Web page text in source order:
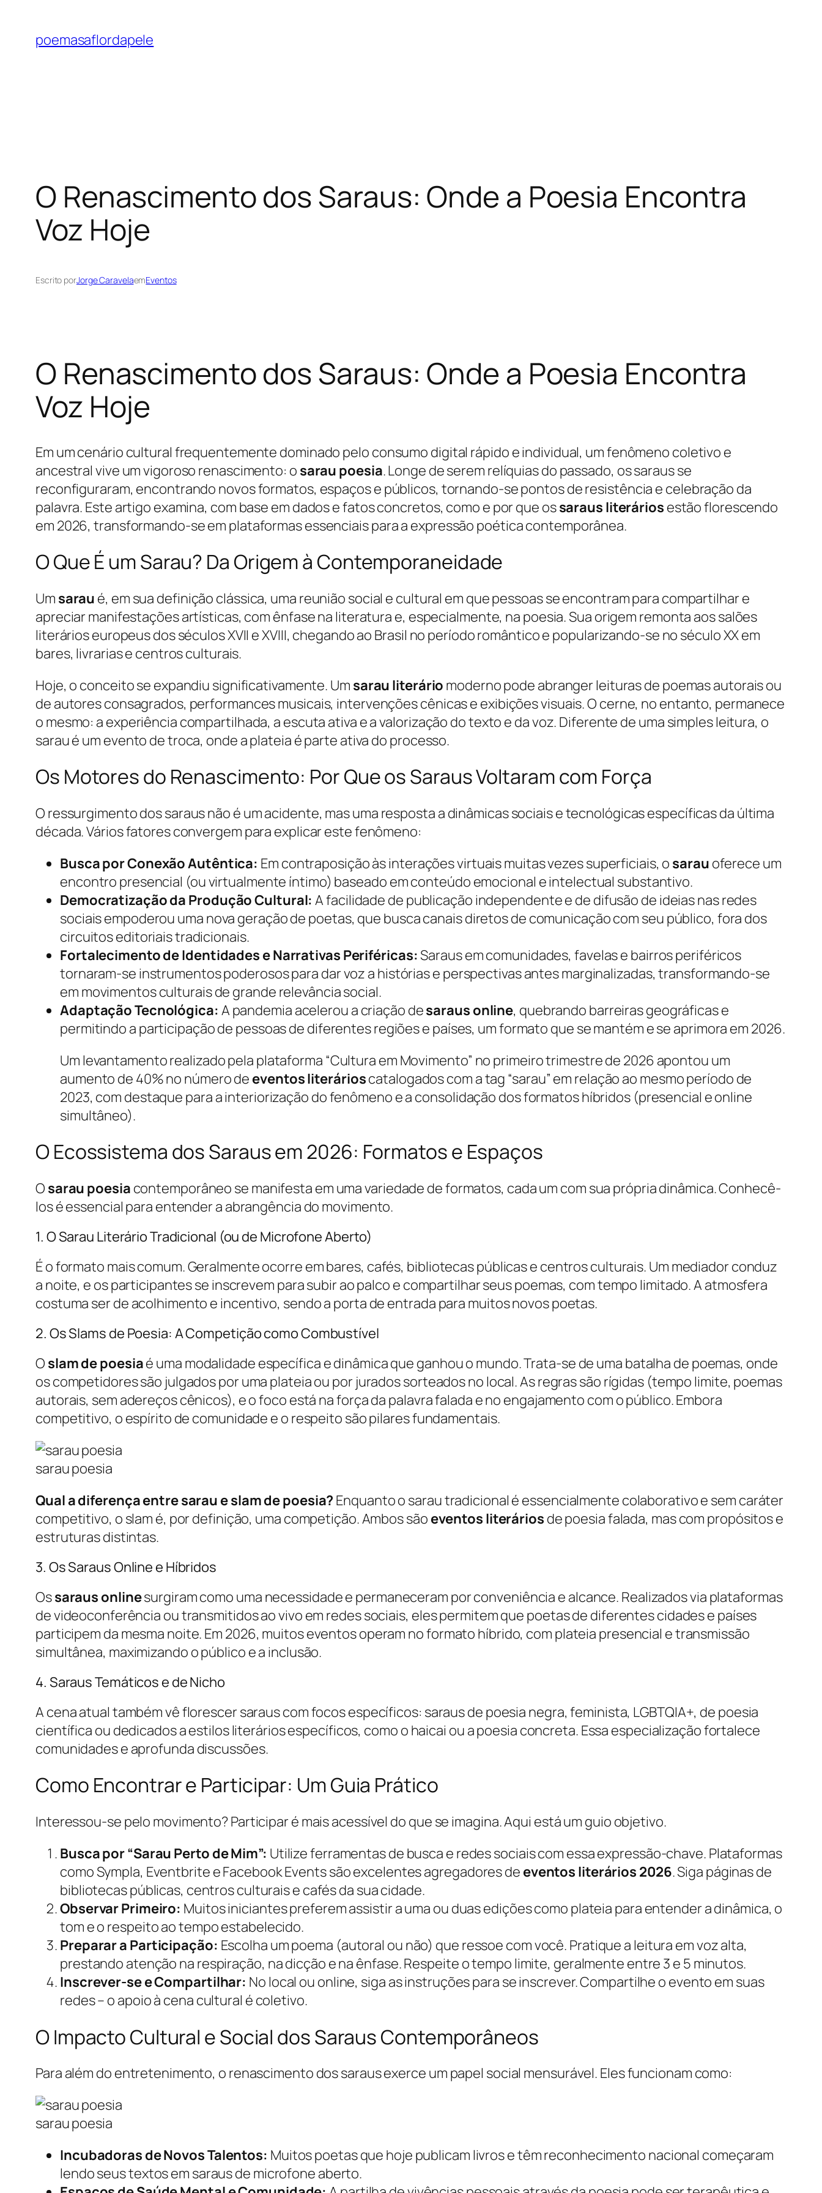
poemasaflordapele
O Renascimento dos Saraus: Onde a Poesia Encontra
Voz Hoje
Escrito porJorge CaravelaemEventos
O Renascimento dos Saraus: Onde a Poesia Encontra
Voz Hoje
Em um cenário cultural frequentemente dominado pelo consumo digital rápido e individual, um fenômeno coletivo e
ancestral vive um vigoroso renascimento: o sarau poesia. Longe de serem relíquias do passado, os saraus se
reconfiguraram, encontrando novos formatos, espaços e públicos, tornando-se pontos de resistência e celebração da
palavra. Este artigo examina, com base em dados e fatos concretos, como e por que ossaraus literários estão florescendo
em 2026, transformando-se em plataformas essenciais para a expressão poética contemporânea.
O Que É um Sarau? Da Origem à Contemporaneidade
Um sarau é, em sua definição clássica, uma reunião social e cultural em que pessoas se encontram para compartilhar e
apreciar manifestações artísticas, com ênfase na literatura e, especialmente, na poesia. Sua origem remonta aos salões
literários europeus dos séculos XVII e XVIII, chegando ao Brasil no período romântico e popularizando-se no século XX em
bares, livrarias e centros culturais.
Hoje, o conceito se expandiu significativamente. Um sarau literário moderno pode abranger leituras de poemas autorais ou
de autores consagrados, performances musicais, intervenções cênicas e exibições visuais. O cerne, no entanto, permanece
o mesmo: a experiência compartilhada, a escuta ativa e a valorização do texto e da voz. Diferente de uma simples leitura, o
sarau é um evento de troca, onde a plateia é parte ativa do processo.
Os Motores do Renascimento: Por Que os Saraus Voltaram com Força
O ressurgimento dos saraus não é um acidente, mas uma resposta a dinâmicas sociais e tecnológicas específicas da última
década. Vários fatores convergem para explicar este fenômeno:
Busca por Conexão Autêntica: Em contraposição às interações virtuais muitas vezes superficiais, o sarau oferece um
encontro presencial (ou virtualmente íntimo) baseado em conteúdo emocional e intelectual substantivo.
Democratização da Produção Cultural: A facilidade de publicação independente e de difusão de ideias nas redes
sociais empoderou uma nova geração de poetas, que busca canais diretos de comunicação com seu público, fora dos
circuitos editoriais tradicionais.
Fortalecimento de Identidades e Narrativas Periféricas:Saraus em comunidades, favelas e bairros periféricos
tornaram-se instrumentos poderosos para dar voz a histórias e perspectivas antes marginalizadas, transformando-se
em movimentos culturais de grande relevância social.
Adaptação Tecnológica: A pandemia acelerou a criação desaraus online, quebrando barreiras geográficas e
permitindo a participação de pessoas de diferentes regiões e países, um formato que se mantém e se aprimora em 2026.
Um levantamento realizado pela plataforma “Cultura em Movimento” no primeiro trimestre de 2026 apontou um
aumento de 40% no número de eventos literárioscatalogados com a tag “sarau” em relação ao mesmo período de
2023, com destaque para a interiorização do fenômeno e a consolidação dos formatos híbridos (presencial e online
simultâneo).
O Ecossistema dos Saraus em 2026: Formatos e Espaços
O sarau poesia contemporâneo se manifesta em uma variedade de formatos, cada um com sua própria dinâmica. Conhecê-
los é essencial para entender a abrangência do movimento.
1. O Sarau Literário Tradicional (ou de Microfone Aberto)
É o formato mais comum. Geralmente ocorre em bares, cafés, bibliotecas públicas e centros culturais. Um mediador conduz
a noite, e os participantes se inscrevem para subir ao palco e compartilhar seus poemas, com tempo limitado. A atmosfera
costuma ser de acolhimento e incentivo, sendo a porta de entrada para muitos novos poetas.
2. Os Slams de Poesia: A Competição como Combustível
O slam de poesiaé uma modalidade específica e dinâmica que ganhou o mundo. Trata-se de uma batalha de poemas, onde
os competidores são julgados por uma plateia ou por jurados sorteados no local. As regras são rígidas (tempo limite, poemas
autorais, sem adereços cênicos), e o foco está na força da palavra falada e no engajamento com o público. Embora
competitivo, o espírito de comunidade e o respeito são pilares fundamentais.
sarau poesia
Qual a diferença entre sarau e slam de poesia? Enquanto o sarau tradicional é essencialmente colaborativo e sem caráter
competitivo, o slam é, por definição, uma competição. Ambos são eventos literários de poesia falada, mas com propósitos e
estruturas distintas.
3. Os Saraus Online e Híbridos
Ossaraus onlinesurgiram como uma necessidade e permaneceram por conveniência e alcance. Realizados via plataformas
de videoconferência ou transmitidos ao vivo em redes sociais, eles permitem que poetas de diferentes cidades e países
participem da mesma noite. Em 2026, muitos eventos operam no formato híbrido, com plateia presencial e transmissão
simultânea, maximizando o público e a inclusão.
4. Saraus Temáticos e de Nicho
A cena atual também vê florescer saraus com focos específicos: saraus de poesia negra, feminista, LGBTQIA+, de poesia
científica ou dedicados a estilos literários específicos, como o haicai ou a poesia concreta. Essa especialização fortalece
comunidades e aprofunda discussões.
Como Encontrar e Participar: Um Guia Prático
Interessou-se pelo movimento? Participar é mais acessível do que se imagina. Aqui está um guio objetivo.
Busca por “Sarau Perto de Mim”: Utilize ferramentas de busca e redes sociais com essa expressão-chave. Plataformas
como Sympla, Eventbrite e Facebook Events são excelentes agregadores de eventos literários 2026. Siga páginas de
bibliotecas públicas, centros culturais e cafés da sua cidade.
Observar Primeiro: Muitos iniciantes preferem assistir a uma ou duas edições como plateia para entender a dinâmica, o
tom e o respeito ao tempo estabelecido.
Preparar a Participação: Escolha um poema (autoral ou não) que ressoe com você. Pratique a leitura em voz alta,
prestando atenção na respiração, na dicção e na ênfase. Respeite o tempo limite, geralmente entre 3 e 5 minutos.
Inscrever-se e Compartilhar: No local ou online, siga as instruções para se inscrever. Compartilhe o evento em suas
redes – o apoio à cena cultural é coletivo.
O Impacto Cultural e Social dos Saraus Contemporâneos
Para além do entretenimento, o renascimento dos saraus exerce um papel social mensurável. Eles funcionam como:
sarau poesia
Incubadoras de Novos Talentos: Muitos poetas que hoje publicam livros e têm reconhecimento nacional começaram
lendo seus textos em saraus de microfone aberto.